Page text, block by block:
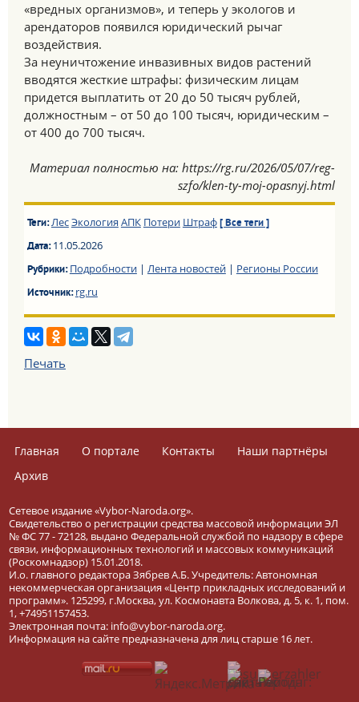
«вредных организмов», и теперь у экологов и
арендаторов появился юридический рычаг
воздействия.
За неуничтожение инвазивных видов растений
вводятся жесткие штрафы: физическим лицам
придется выплатить от 20 до 50 тысяч рублей,
должностным – от 50 до 100 тысяч, юридическим –
от 400 до 700 тысяч.
Материал полностью на: https://rg.ru/2026/05/07/reg-
szfo/klen-ty-moj-opasnyj.html
Теги:ЛесЭкология АПК Потери Штраф [ Все теги ]
Дата:11.05.2026
Рубрики:Подробности| Лента новостей| Регионы России
Источник:rg.ru
Печать
Главная О портале Контакты
Наши партнёры
Архив
Сетевое издание «Vybor-Naroda.org».
Свидетельство о регистрации средства массовой информации ЭЛ
№ ФС 77 - 72128, выдано Федеральной службой по надзору в сфере
связи, информационных технологий и массовых коммуникаций
(Роскомнадзор) 15.01.2018.
И.о. главного редактора Зябрев А.Б. Учредитель: Автономная
некоммерческая организация «Центр прикладных исследований и
программ». 125299, г.Москва, ул. Космонавта Волкова, д. 5, к. 1, пом.
1, +74951157453.
Электронная почта: info@vybor-naroda.org.
Информация на сайте предназначена для лиц старше 16 лет.